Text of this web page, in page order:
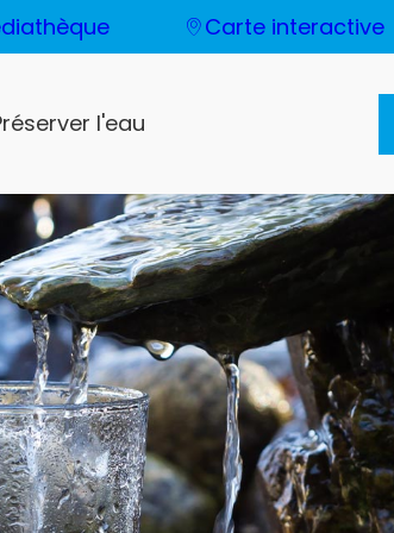
Carte interactive
l'eau